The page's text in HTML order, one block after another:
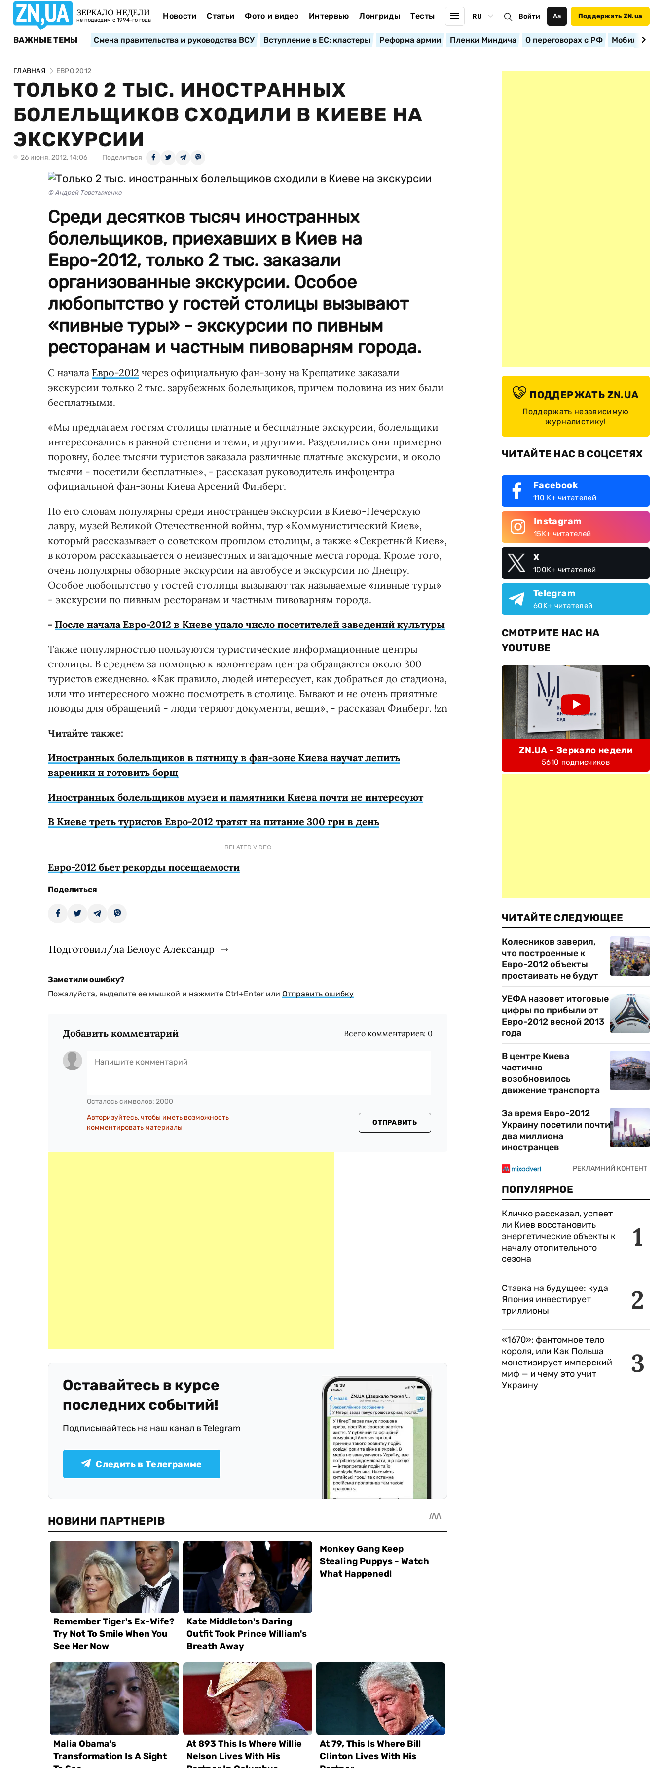
ЗЕРКАЛО НЕДЕЛИ
не подводим с 1994-го года Новости Статьи Фото и видео Интервью Лонгриды Тесты RU Войти Аа Поддержать ZN.ua
ВАЖНЫЕ ТЕМЫ Смена правительства и руководства ВСУ Вступление в ЕС: кластеры Реформа армии Пленки Миндича О переговорах с РФ
ГЛАВНАЯ ЕВРО 2012
ТОЛЬКО 2 ТЫС. ИНОСТРАННЫХ
БОЛЕЛЬЩИКОВ СХОДИЛИ В КИЕВЕ НА
ЭКСКУРСИИ
26 июня, 2012, 14:06 Поделиться
© Андрей Товстыженко
Среди десятков тысяч иностранных
болельщиков, приехавших в Киев на
Евро-2012, только 2 тыс. заказали
организованные экскурсии. Особое
любопытство у гостей столицы вызывают
«пивные туры» - экскурсии по пивным
ресторанам и частным пивоварням города.
С начала Евро-2012 через официальную фан-зону на Крещатике заказали
экскурсии только 2 тыс. зарубежных болельщиков, причем половина из них были
бесплатными.
«Мы предлагаем гостям столицы платные и бесплатные экскурсии, болельщики
интересовались в равной степени и теми, и другими. Разделились они примерно
поровну, более тысячи туристов заказала различные платные экскурсии, и около
тысячи - посетили бесплатные», - рассказал руководитель инфоцентра
официальной фан-зоны Киева Арсений Финберг.
По его словам популярны среди иностранцев экскурсии в Киево-Печерскую
лавру, музей Великой Отечественной войны, тур «Коммунистический Киев»,
который рассказывает о советском прошлом столицы, а также «Секретный Киев»,
в котором рассказывается о неизвестных и загадочные места города. Кроме того,
очень популярны обзорные экскурсии на автобусе и экскурсии по Днепру.
Особое любопытство у гостей столицы вызывают так называемые «пивные туры»
- экскурсии по пивным ресторанам и частным пивоварням города.
- После начала Евро-2012 в Киеве упало число посетителей заведений культуры
Также популярностью пользуются туристические информационные центры
столицы. В среднем за помощью к волонтерам центра обращаются около 300
туристов ежедневно. «Как правило, людей интересует, как добраться до стадиона,
или что интересного можно посмотреть в столице. Бывают и не очень приятные
поводы для обращений - люди теряют документы, вещи», - рассказал Финберг. !zn
Читайте также:
Иностранных болельщиков в пятницу в фан-зоне Киева научат лепить
вареники и готовить борщ
Иностранных болельщиков музеи и памятники Киева почти не интересуют
В Киеве треть туристов Евро-2012 тратят на питание 300 грн в день
RELATED VIDEO
Евро-2012 бьет рекорды посещаемости
Поделиться
Подготовил/ла Белоус Александр
Заметили ошибку?
Пожалуйста, выделите ее мышкой и нажмите Ctrl+Enter или Отправить ошибку
Добавить комментарий Всего комментариев: 0
Осталось символов: 2000
Авторизуйтесь, чтобы иметь возможность
комментировать материалы
ОТПРАВИТЬ
Оставайтесь в курсе
последних событий!
Подписывайтесь на наш канал в Telegram
Следить в Телеграмме
ПОДДЕРЖАТЬ ZN.UA
Поддержать независимую
журналистику!
ЧИТАЙТЕ НАС В СОЦСЕТЯХ
Facebook
110 K+ читателей
Instagram
15K+ читателей
X
100K+ читателей
Telegram
60K+ читателей
СМОТРИТЕ НАС НА
YOUTUBE
ZN.UA - Зеркало недели
5610 подписчиков
ЧИТАЙТЕ СЛЕДУЮЩЕЕ
Колесников заверил,
что построенные к
Евро-2012 объекты
простаивать не будут
УЕФА назовет итоговые
цифры по прибыли от
Евро-2012 весной 2013
года
В центре Киева
частично
возобновилось
движение транспорта
За время Евро-2012
Украину посетили почти
два миллиона
иностранцев
ПОПУЛЯРНОЕ
1
Кличко рассказал, успеет
ли Киев восстановить
энергетические объекты к
началу отопительного
сезона
2
Ставка на будущее: куда
Япония инвестирует
триллионы
3
«1670»: фантомное тело
короля, или Как Польша
монетизирует имперский
миф — и чему это учит
Украину